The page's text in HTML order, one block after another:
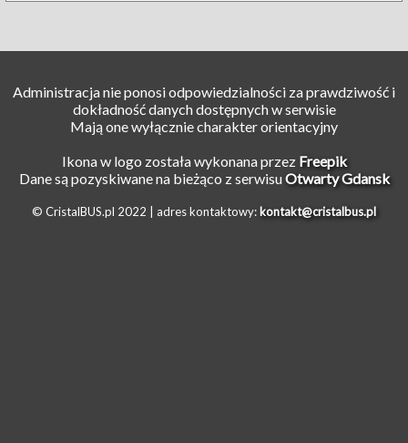
Administracja nie ponosi odpowiedzialności za prawdziwość i
dokładność danych dostępnych w serwisie
Mają one wyłącznie charakter orientacyjny
Ikona w logo została wykonana przez Freepik
Dane są pozyskiwane na bieżąco z serwisuOtwarty Gdansk
© CristalBUS.pl 2022 | adres kontaktowy: kontakt@cristalbus.pl